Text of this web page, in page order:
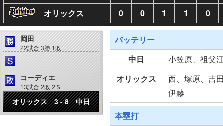
オリックス
0 0 1 1 0
岡田
22試合 3勝 1敗
コーディエ
13試合 2敗 2Ｓ
オリックス 3 - 8 中日
バッテリー
中日
小笠原、祖父
オリックス
西、塚原、吉
伊藤
本塁打